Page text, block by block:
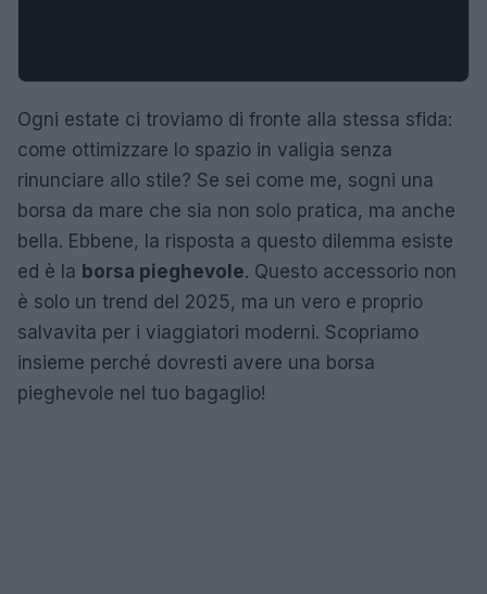
Ogni estate ci troviamo di fronte alla stessa sfida:
come ottimizzare lo spazio in valigia senza
rinunciare allo stile? Se sei come me, sogni una
borsa da mare che sia non solo pratica, ma anche
bella. Ebbene, la risposta a questo dilemma esiste
ed è la borsa pieghevole. Questo accessorio non
è solo un trend del 2025, ma un vero e proprio
salvavita per i viaggiatori moderni. Scopriamo
insieme perché dovresti avere una borsa
pieghevole nel tuo bagaglio!